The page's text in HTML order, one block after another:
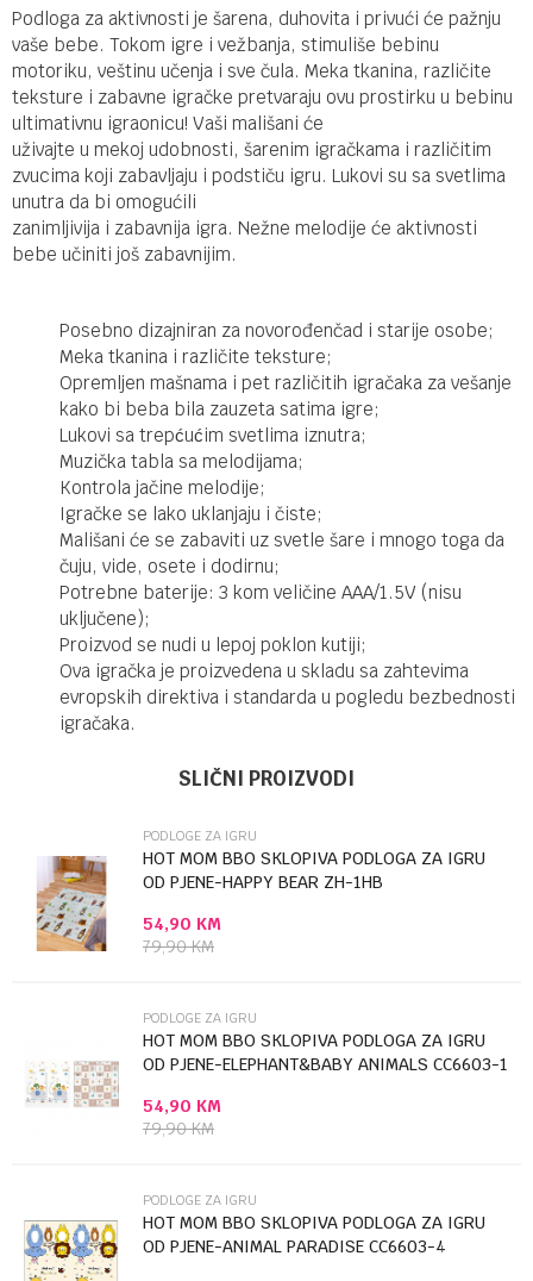
Podloga za aktivnosti je šarena, duhovita i privući će pažnju
vaše bebe. Tokom igre i vežbanja, stimuliše bebinu
motoriku, veštinu učenja i sve čula. Meka tkanina, različite
teksture i zabavne igračke pretvaraju ovu prostirku u bebinu
ultimativnu igraonicu! Vaši mališani će
uživajte u mekoj udobnosti, šarenim igračkama i različitim
zvucima koji zabavljaju i podstiču igru. Lukovi su sa svetlima
unutra da bi omogućili
zanimljivija i zabavnija igra. Nežne melodije će aktivnosti
bebe učiniti još zabavnijim.
Posebno dizajniran za novorođenčad i starije osobe;
Meka tkanina i različite teksture;
Opremljen mašnama i pet različitih igračaka za vešanje
kako bi beba bila zauzeta satima igre;
Lukovi sa trepćućim svetlima iznutra;
Muzička tabla sa melodijama;
Kontrola jačine melodije;
Igračke se lako uklanjaju i čiste;
Mališani će se zabaviti uz svetle šare i mnogo toga da
čuju, vide, osete i dodirnu;
Potrebne baterije: 3 kom veličine AAA/1.5V (nisu
uključene);
Proizvod se nudi u lepoj poklon kutiji;
Ova igračka je proizvedena u skladu sa zahtevima
evropskih direktiva i standarda u pogledu bezbednosti
igračaka.
Podloge za igru
Poruka
Anti-spam zaštita - izračunajte koliko je 9 - 4 :
SLIČNI PROIZVODI
PODLOGE ZA IGRU
HOT MOM BBO SKLOPIVA PODLOGA ZA IGRU
OD PJENE-HAPPY BEAR ZH-1HB
54,90 KM
79,90KM
PODLOGE ZA IGRU
HOT MOM BBO SKLOPIVA PODLOGA ZA IGRU
OD PJENE-ELEPHANT&BABY ANIMALS CC6603-1
54,90 KM
79,90KM
PODLOGE ZA IGRU
HOT MOM BBO SKLOPIVA PODLOGA ZA IGRU
OD PJENE-ANIMAL PARADISE CC6603-4